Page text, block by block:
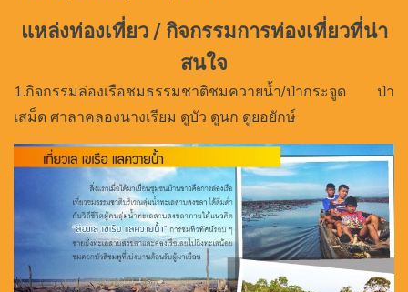
แหล่งท่องเที่ยว / กิจกรรมการท่องเที่ยวที่น่า
สนใจ
1.กิจกรรมล่องเรือชมธรรมชาติชมควายน้ำ/ป่ากระจูด ป่า
เสม็ด ศาลาคลองนางเรียม ดูบัว ดูนก ดูยอยักษ์